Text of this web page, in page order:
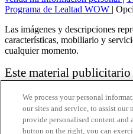
Programa de Lealtad WOW |
Las imágenes y descripciones
características, mobiliario y
cualquier momento.
Este material
vacacional.
Aviso: las funciones de
We process your personal
our sites and service, to assist our
provide personalised content
button on the right, you can